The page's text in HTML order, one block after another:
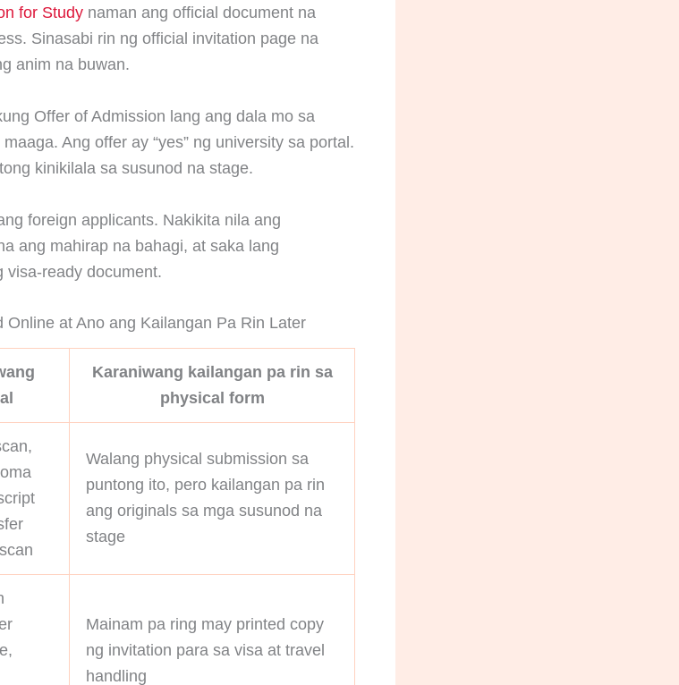
for Study naman ang official document na
Sinasabi rin ng official invitation page na
anim na buwan.
Offer of Admission lang ang dala mo sa
Ang offer ay “yes” ng university sa portal.
kinikilala sa susunod na stage.
foreign applicants. Nakikita nila ang
ang mahirap na bahagi, at saka lang
visa-ready document.
at Ano ang Kailangan Pa Rin Later
Karaniwang kailangan pa rin sa
physical form
Walang physical submission sa
puntong ito, pero kailangan pa rin
ang originals sa mga susunod na
stage
Mainam pa ring may printed copy
ng invitation para sa visa at travel
handling